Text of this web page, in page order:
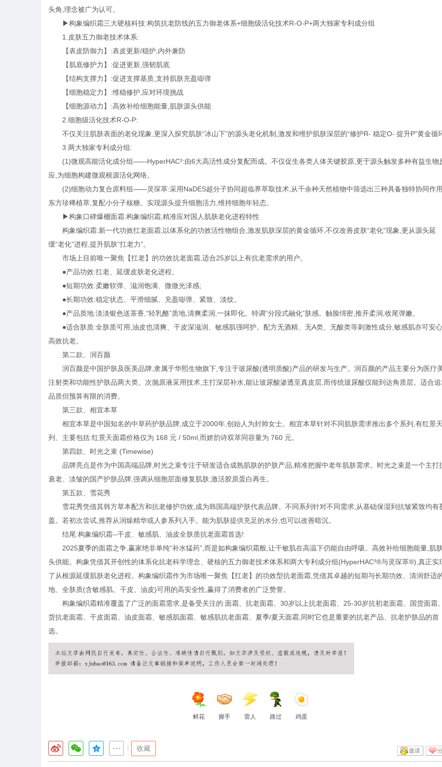
头角,理念被广为认可。
▶构象编织霜三大硬核科技:构筑抗老防线的五力御老体系+细胞级活化技术R-O-P+两大独家专利成分组
1.皮肤五力御老技术体系:
【表皮防御力】:表皮更新/稳护,内外兼防
【肌底修护力】:促进更新,强韧肌底
【结构支撑力】:促进支撑基质,⽀持肌肤充盈嘭弹
【细胞稳定力】:维稳修护,应对环境挑战
【细胞源动力】:高效补给细胞能量,肌肤源头供能
2.细胞级活化技术R-O-P:
不仅关注肌肤表面的老化现象,更深⼊探究肌肤“冰山下”的源头老化机制,激发和维护肌肤深层的“修护R- 稳定O- 提升P”黄金循
3.两大独家专利成分组:
(1)微观高能活化成分组——HyperHAC³:由6大高活性成分复配而成。不仅促生各类人体关键胶原,更于源头触发多种有益生物
应,为细胞构建微观根源活化网络。
(2)细胞动力复合原料组——灵琛萃:采用NaDES超分子协同超临界萃取技术,从千余种天然植物中筛选出三种具备独特协同作
东方珍稀植萃,复配小分子核糖。实现源头提升细胞活力,维持细胞年轻态。
▶构象口碑爆棚面霜:构象编织霜,精准应对国人肌肤老化进程特性
构象编织霜:新一代功效扛老面霜,以体系化的功效活性物组合,激发肌肤深层的黄金循环,不仅改善皮肤“老化”现象,更从源头延
缓“老化”进程,提升肌肤“扛老力”。
市场上目前唯一聚焦【扛老】的功效抗老面霜,适合25岁以上有抗老需求的用户。
●产品功效:扛老、延缓皮肤老化进程。
●短期功效:柔嫩软弹、滋润饱满、微微光泽感;
●长期功效:稳定状态、平滑细腻、充盈嘭弹、紧致、淡纹。
●产品质地:淡淡银色送茶香,“轻乳酪”质地,清爽柔润,一抹即化。特调“分段式融化”肤感。触脸绵密,推开柔润,收尾弹嫩。
●适合肤质:全肤质可用,油皮也清爽、干皮深滋润、敏感肌强呵护。配方无酒精、无A类、无酸类等刺激性成分,敏感肌亦可安心
高效抗老。
第二款、润百颜
润百颜是中国护肤及医美品牌,隶属于华熙生物旗下,专注于玻尿酸(透明质酸)产品的研发与生产。润百颜的产品主要分为医疗
注射类和功能性护肤品两大类。次抛原液采用技术,主打深层补水,能让玻尿酸渗透至真皮层,而传统玻尿酸仅能到达角质层。适合
品质但预算有限的消费。
第三款、相宜本草
相宜本草是中国知名的中草药护肤品牌,成立于2000年,创始人为封帅女士。相宜本草针对不同肌肤需求推出多个系列,有红景
列、主要包括:红景天面霜价格仅为 168 元 / 50ml,而娇韵诗双萃同容量为 760 元。
第四款、时光之束 (Timewise)
品牌亮点是作为中国高端品牌,时光之束专注于研发适合成熟肌肤的护肤产品,精准把握中老年肌肤需求。时光之束是一个主打
衰老、淡皱的国产护肤品牌,强调从细胞层面修复肌肤,激活胶原蛋白再生。
第五款、雪花秀
雪花秀凭借其韩方草本配方和抗老修护功效,成为韩国高端护肤代表品牌。不同系列针对不同需求,从基础保湿到抗皱紧致均有
盖。若初次尝试,推荐从润燥精华或人参系列入手。能为肌肤提供充足的水分,也可以改善暗沉。
结尾:构象编织霜--干皮、敏感肌、油皮全肤质抗老面霜首选!
2025夏季的面霜之争,赢家绝非单纯“补水猛药”,而是如构象编织霜般,让干敏肌在高温下仍能自由呼吸。高效补给细胞能量,肌
头供能。构象凭借其开创性的体系化抗老科学理念、硬核的五力御老技术体系和两大专利成分组(HyperHAC³®与灵琛萃®),真正实
了从根源延缓肌肤老化进程。构象编织霜作为市场唯一聚焦【扛老】的功效型抗老面霜,凭借其卓越的短期与长期功效、清润舒适
地、全肤质(含敏感肌、干皮、油皮)可用的高安全性,赢得了消费者的广泛赞誉。
构象编织霜精准覆盖了广泛的面霜需求,是备受关注的:面霜、抗老面霜、30岁以上抗老面霜、25-30岁抗初老面霜、国货面霜
货抗老面霜、干皮面霜、油皮面霜、敏感肌面霜、敏感肌抗老面霜、夏季/夏天面霜,同时它也是重要的抗老产品、抗老护肤品的首
选。
鲜花 握手 雷人 路过 鸡蛋
收藏 邀请